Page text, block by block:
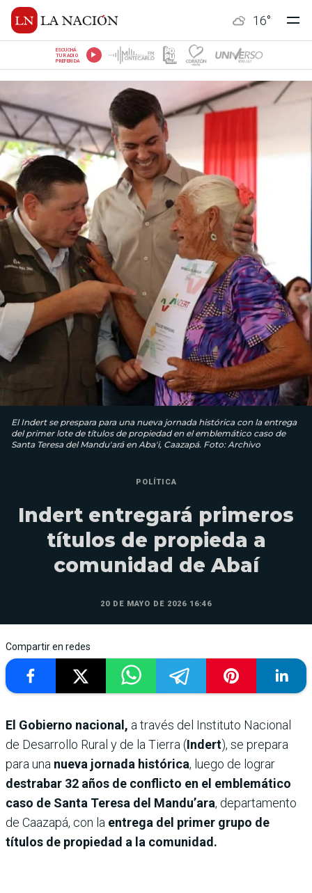
16°
ESCUCHÁ
TU RADIO
PREFERIDA
El Indert se prespara para una nueva jornada histórica con la entrega
del primer lote de títulos de propiedad en el emblemático caso de
Santa Teresa del Mandu'ará en Aba'i, Caazapá. Foto: Archivo
POLÍTICA
Indert entregará primeros
títulos de propieda a
comunidad de Abaí
20 DE MAYO DE 2026 16:46
Compartir en redes
El Gobierno nacional, a través del Instituto Nacional
de Desarrollo Rural y de la Tierra (Indert), se prepara
para una nueva jornada histórica, luego de lograr
destrabar 32 años de conflicto en el emblemático
caso de Santa Teresa del Mandu’ara, departamento
de Caazapá, con la entrega del primer grupo de
títulos de propiedad a la comunidad.